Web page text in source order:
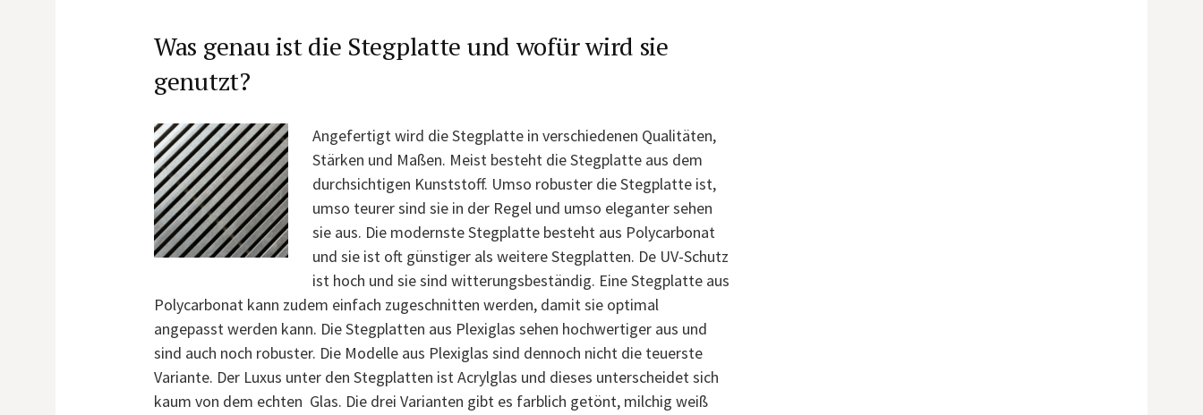
Was genau ist die Stegplatte und wofür wird sie
genutzt?
Angefertigt wird die Stegplatte in verschiedenen Qualitäten,
Stärken und Maßen. Meist besteht die Stegplatte aus dem
durchsichtigen Kunststoff. Umso robuster die Stegplatte ist,
umso teurer sind sie in der Regel und umso eleganter sehen
sie aus. Die modernste Stegplatte besteht aus Polycarbonat
und sie ist oft günstiger als weitere Stegplatten. De UV-Schutz
ist hoch und sie sind witterungsbeständig. Eine Stegplatte aus
Polycarbonat kann zudem einfach zugeschnitten werden, damit sie optimal
angepasst werden kann. Die Stegplatten aus Plexiglas sehen hochwertiger aus und
sind auch noch robuster. Die Modelle aus Plexiglas sind dennoch nicht die teuerste
Variante. Der Luxus unter den Stegplatten ist Acrylglas und dieses unterscheidet sich
kaum von dem echten Glas. Die drei Varianten gibt es farblich getönt, milchig weiß